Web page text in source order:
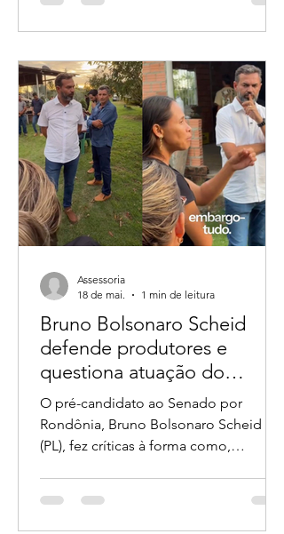
pela “paternidade” da retirada do
interesse da Fundação Nacional dos
Povos Indígenas (Funai) sobre glebas
federais em Rondônia ganhou novos
capítulos após produtores rurais e
lideranças de Nova Mamoré
relembrarem que o vereador André do
Sindicato já tratava
Bruno Bolsonaro Scheid
defende produtores e
questiona atuação do
ICMBio em fiscalizações no
campo
O pré-candidato ao Senado por
(PL), fez críticas à forma como,
segundo ele, agentes do ICMBio têm
Assessoria
18 de mai.
1 min de leitura